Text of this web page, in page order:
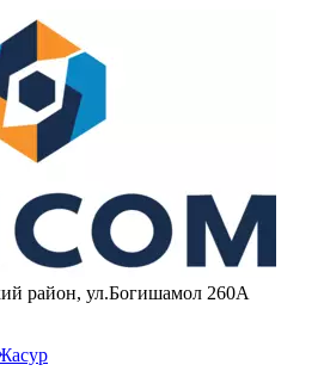
район, ул.Богишамол 260А